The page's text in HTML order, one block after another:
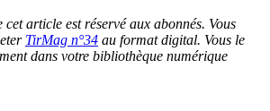
cet article est réservé aux abonnés. Vous
TirMag n°34 au format digital. Vous le
dans votre bibliothèque numérique